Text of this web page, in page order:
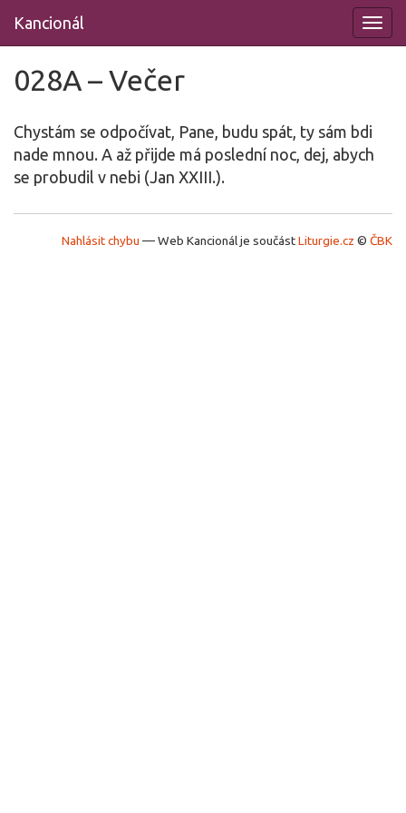
na
Kancionál
028A – Večer
Chystám se odpočívat, Pane, budu spát, ty sám bdi
nade mnou. A až přijde má poslední noc, dej, abych
se probudil v nebi (Jan XXIII.).
Nahlásit chybu —Web Kancionál je součástLiturgie.cz © ČBK